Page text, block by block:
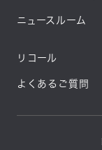
ニュースルーム
リコール
よくあるご質問